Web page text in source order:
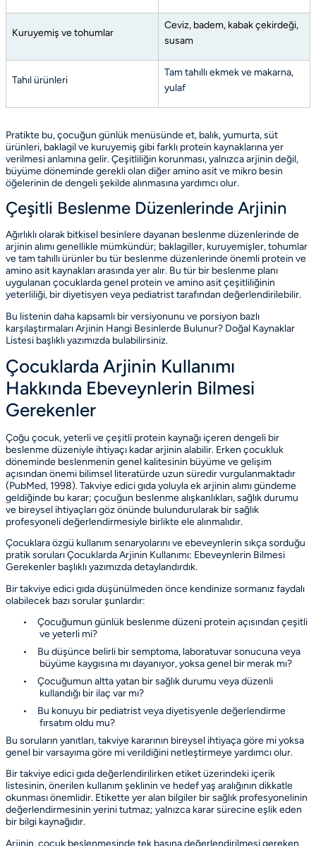
Kuruyemiş ve tohumlar
Ceviz, badem, kabak çekirdeği,
susam
Tahıl ürünleri
Tam tahıllı ekmek ve makarna,
yulaf
Pratikte bu, çocuğun günlük menüsünde et, balık, yumurta, süt
ürünleri, baklagil ve kuruyemiş gibi farklı protein kaynaklarına yer
verilmesi anlamına gelir. Çeşitliliğin korunması, yalnızca arjinin değil,
büyüme döneminde gerekli olan diğer amino asit ve mikro besin
öğelerinin de dengeli şekilde alınmasına yardımcı olur.
Çeşitli Beslenme Düzenlerinde Arjinin
Ağırlıklı olarak bitkisel besinlere dayanan beslenme düzenlerinde de
arjinin alımı genellikle mümkündür; baklagiller, kuruyemişler, tohumlar
ve tam tahıllı ürünler bu tür beslenme düzenlerinde önemli protein ve
amino asit kaynakları arasında yer alır. Bu tür bir beslenme planı
uygulanan çocuklarda genel protein ve amino asit çeşitliliğinin
yeterliliği, bir diyetisyen veya pediatrist tarafından değerlendirilebilir.
Bu listenin daha kapsamlı bir versiyonunu ve porsiyon bazlı
karşılaştırmalarıArjinin Hangi Besinlerde Bulunur? Doğal Kaynaklar
Listesi başlıklı yazımızda bulabilirsiniz.
Çocuklarda Arjinin Kullanımı
Hakkında Ebeveynlerin Bilmesi
Gerekenler
Çoğu çocuk, yeterli ve çeşitli protein kaynağı içeren dengeli bir
beslenme düzeniyle ihtiyaçı kadar arjinin alabilir. Erken çocukluk
döneminde beslenmenin genel kalitesinin büyüme ve gelişim
açısından önemi bilimsel literatürde uzun süredir vurgulanmaktadır
(PubMed, 1998). Takviye edici gıda yoluyla ek arjinin alımı gündeme
geldiğinde bu karar; çocuğun beslenme alışkanlıkları, sağlık durumu
ve bireysel ihtiyaçları göz önünde bulundurularak bir sağlık
profesyoneli değerlendirmesiyle birlikte ele alınmalıdır.
Çocuklara özgü kullanım senaryolarını ve ebeveynlerin sıkça sorduğu
pratik sorularıÇocuklarda Arjinin Kullanımı: Ebeveynlerin Bilmesi
Gerekenler başlıklı yazımızda detaylandırdık.
Bir takviye edici gıda düşünülmeden önce kendinize sormanız faydalı
olabilecek bazı sorular şunlardır:
•
Çocuğumun günlük beslenme düzeni protein açısından çeşitli
ve yeterli mi?
•
Bu düşünce belirli bir semptoma, laboratuvar sonucuna veya
büyüme kaygısına mı dayanıyor, yoksa genel bir merak mı?
•
Çocuğumun altta yatan bir sağlık durumu veya düzenli
kullandığı bir ilaç var mı?
•
Bu konuyu bir pediatrist veya diyetisyenle değerlendirme
fırsatım oldu mu?
Bu soruların yanıtları, takviye kararının bireysel ihtiyaça göre mi yoksa
genel bir varsayıma göre mi verildiğini netleştirmeye yardımcı olur.
Bir takviye edici gıda değerlendirilirken etiket üzerindeki içerik
listesinin, önerilen kullanım şeklinin ve hedef yaş aralığının dikkatle
okunması önemlidir. Etikette yer alan bilgiler bir sağlık profesyonelinin
değerlendirmesinin yerini tutmaz; yalnızca karar sürecine eşlik eden
bir bilgi kaynağıdır.
Arjinin, çocuk beslenmesinde tek başına değerlendirilmesi gereken